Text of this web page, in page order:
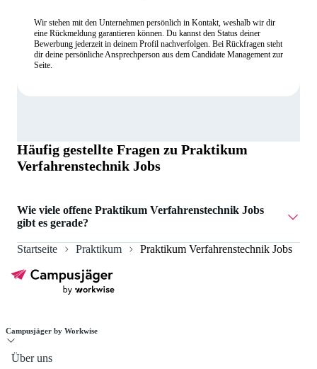
Wir stehen mit den Unternehmen persönlich in Kontakt, weshalb wir dir
eine Rückmeldung garantieren können. Du kannst den Status deiner
Bewerbung jederzeit in deinem Profil nachverfolgen. Bei Rückfragen steht
dir deine persönliche Ansprechperson aus dem Candidate Management zur
Seite.
Häufig gestellte Fragen zu Praktikum
Verfahrenstechnik Jobs
Wie viele offene Praktikum Verfahrenstechnik Jobs
gibt es gerade?
Aktuell gibt es 2 Praktikum Verfahrenstechnik Jobs.
Startseite Praktikum Praktikum Verfahrenstechnik Jobs
Campusjäger by Workwise
Über uns